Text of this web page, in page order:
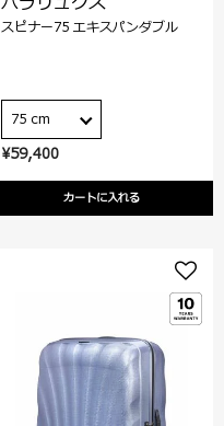
¥59,400
カートに入れる
スピナー75 エキスパンダブル
75 cm